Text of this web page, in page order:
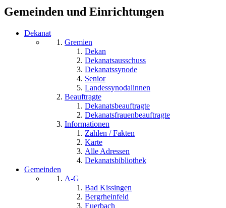
Gemeinden und Einrichtungen
Dekanat
Gremien
Dekan
Dekanatsausschuss
Dekanatssynode
Senior
Landessynodalinnen
Beauftragte
Dekanatsbeauftragte
Dekanatsfrauenbeauftragte
Informationen
Zahlen / Fakten
Karte
Alle Adressen
Dekanatsbibliothek
Gemeinden
A-G
Bad Kissingen
Bergrheinfeld
Euerbach